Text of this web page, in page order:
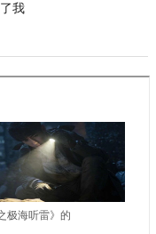
我
极海听雷》的